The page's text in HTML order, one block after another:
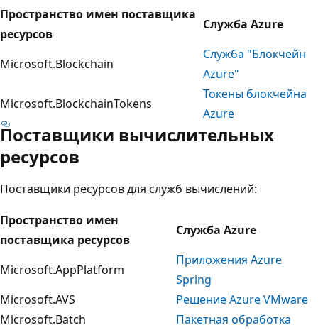
Пространство имен поставщика
ресурсов
Служба Azure
Microsoft.Blockchain
Служба "Блокчейн
Azure"
Microsoft.BlockchainTokens
Токены блокчейна
Azure
Поставщики вычислительных
ресурсов
Поставщики ресурсов для служб вычислений:
Пространство имен
поставщика ресурсов
Служба Azure
Microsoft.AppPlatform
Приложения Azure
Spring
Microsoft.AVS
Решение Azure VMware
Microsoft.Batch
Пакетная обработка